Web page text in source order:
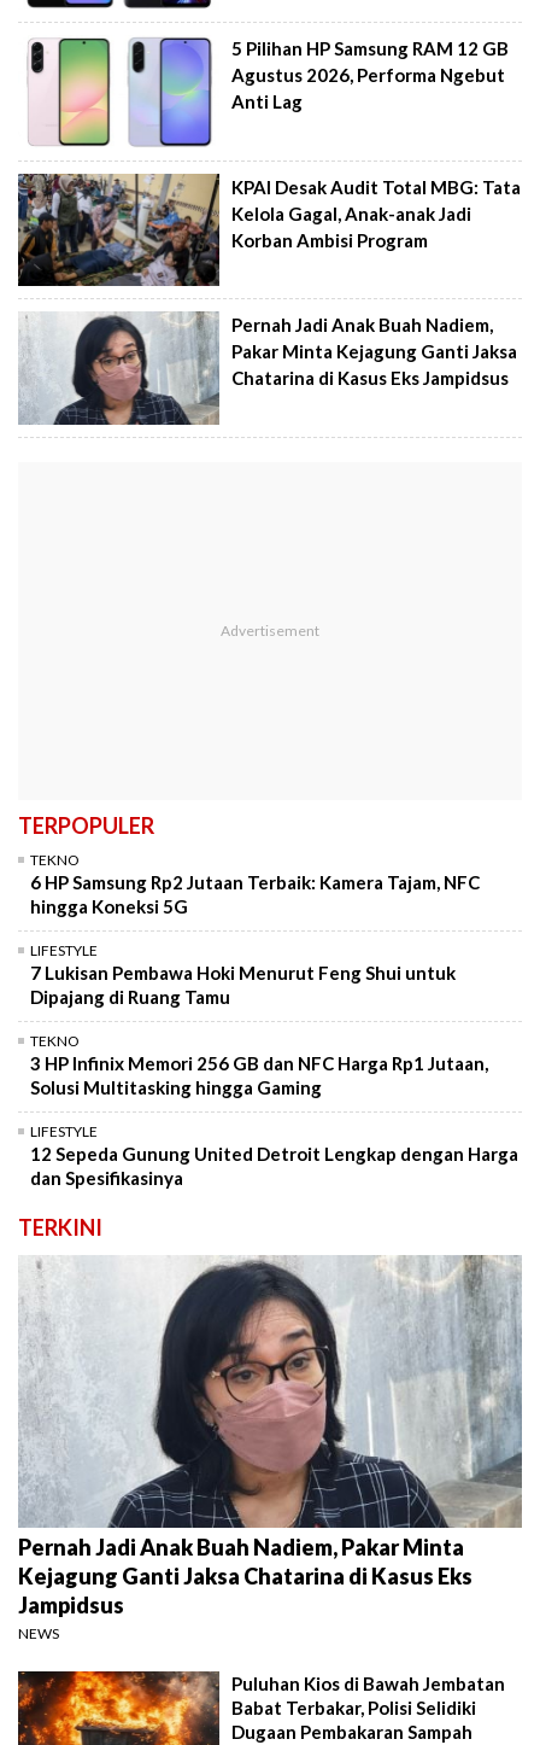
5 Pilihan HP Samsung RAM 12 GB
Agustus 2026, Performa Ngebut
Anti Lag
KPAI Desak Audit Total MBG: Tata
Kelola Gagal, Anak-anak Jadi
Korban Ambisi Program
Pernah Jadi Anak Buah Nadiem,
Pakar Minta Kejagung Ganti Jaksa
Chatarina di Kasus Eks Jampidsus
TERPOPULER
TEKNO
6 HP Samsung Rp2 Jutaan Terbaik: Kamera Tajam, NFC
hingga Koneksi 5G
LIFESTYLE
7 Lukisan Pembawa Hoki Menurut Feng Shui untuk
Dipajang di Ruang Tamu
TEKNO
3 HP Infinix Memori 256 GB dan NFC Harga Rp1 Jutaan,
Solusi Multitasking hingga Gaming
LIFESTYLE
12 Sepeda Gunung United Detroit Lengkap dengan Harga
dan Spesifikasinya
TERKINI
Pernah Jadi Anak Buah Nadiem, Pakar Minta
Kejagung Ganti Jaksa Chatarina di Kasus Eks
Jampidsus
NEWS
Puluhan Kios di Bawah Jembatan
Babat Terbakar, Polisi Selidiki
Dugaan Pembakaran Sampah